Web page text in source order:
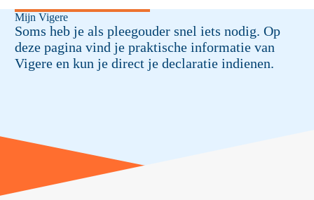
Mijn Vigere
Soms heb je als pleegouder snel iets nodig. Op
deze pagina vind je praktische informatie van
Vigere en kun je direct je declaratie indienen.